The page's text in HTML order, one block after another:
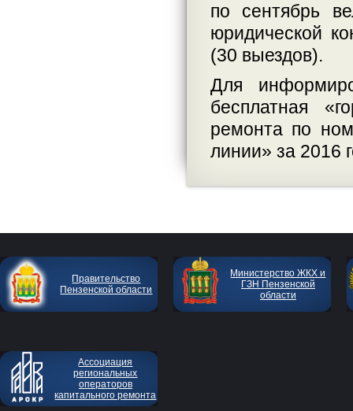
по сентябрь
юридической
(30 выездов).
Для
бесплатная
ремонта по
линии» за 2016
Правительство
Пензенской области
Министерство ЖКХ и
ГЗН Пензенской
области
Ассоциация
региональных
операторов
капитального ремонта